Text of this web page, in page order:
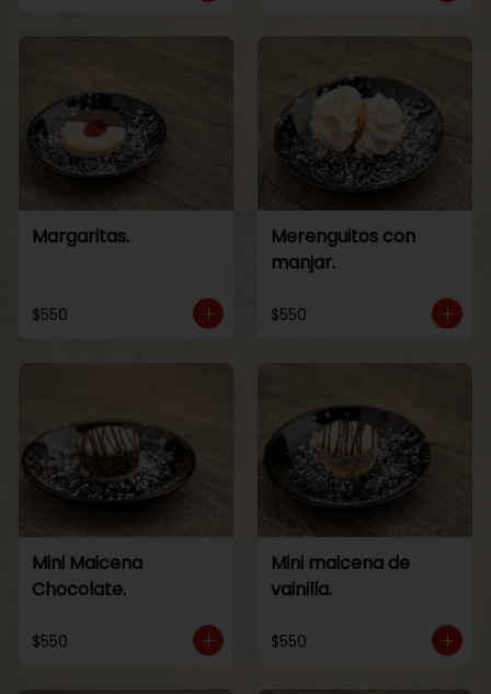
Margaritas.
$550
Merenguitos con
manjar.
$550
Mini Maicena
Chocolate.
$550
Mini maicena de
vainilla.
$550